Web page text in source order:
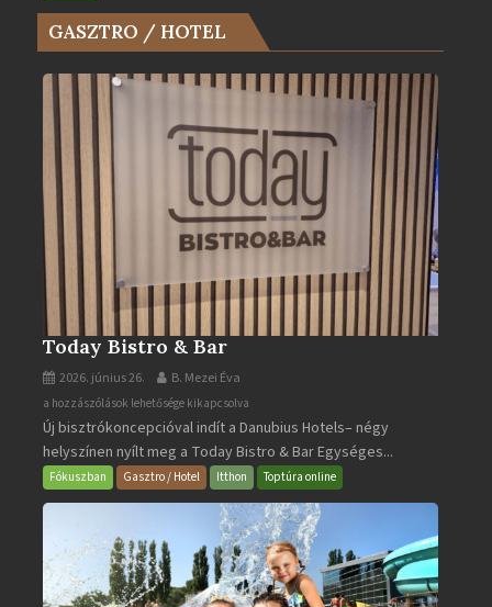
az
Év
bejegyzéshez
GASZTRO / HOTEL
Today Bistro & Bar
2026. június 26. B. Mezei Éva
Today
Bistro
&
Bar
bejegyzéshez
a hozzászólások lehetősége kikapcsolva
Új bisztrókoncepcióval indít a Danubius Hotels– négy
helyszínen nyílt meg a Today Bistro & Bar Egységes...
Fókuszban Gasztro / Hotel Itthon Toptúra online